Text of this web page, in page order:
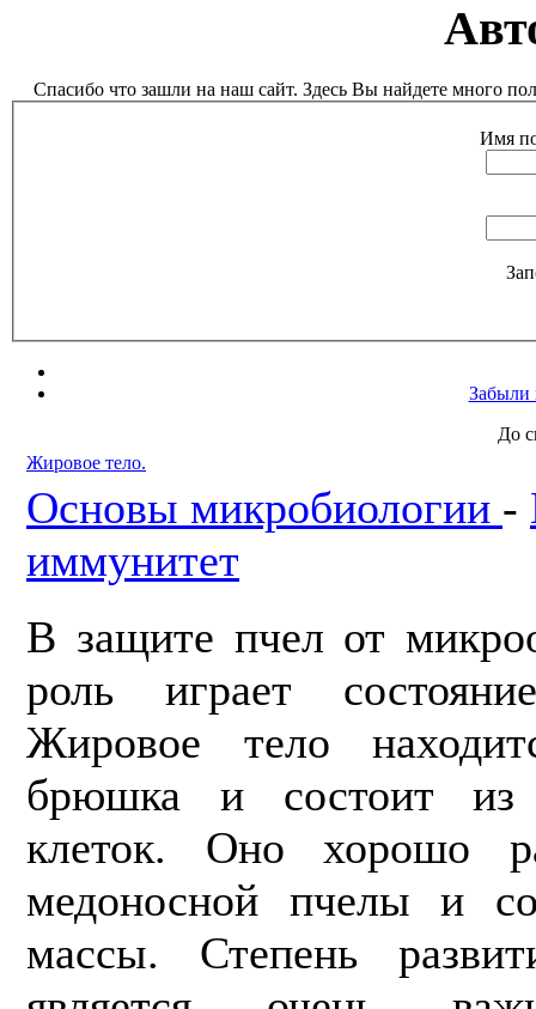
Спасибо что зашли на наш сайт. Здесь Вы найдете много
Имя
Забыли
До
Жировое тело.
Основы микробиологии -
иммунитет
В защите пчел от
роль играет
Жировое тело
брюшка и состоит из
клеток. Оно хорошо
медоносной пчелы и
массы. Степень